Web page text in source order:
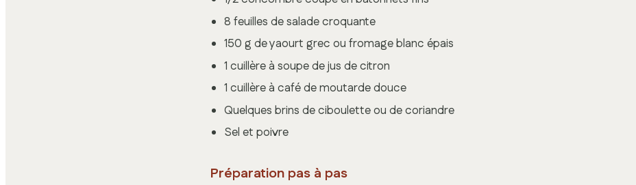
8 feuilles de salade croquante
150 g de yaourt grec ou fromage blanc épais
1 cuillère à soupe de jus de citron
1 cuillère à café de moutarde douce
Quelques brins de ciboulette ou de coriandre
Sel et poivre
Préparation pas à pas